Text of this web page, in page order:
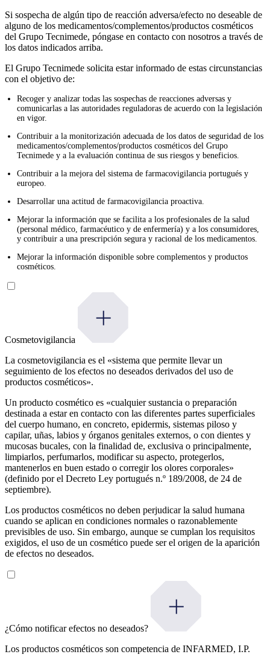
Si sospecha de algún tipo de reacción adversa/efecto no deseable de
alguno de los medicamentos/complementos/productos cosméticos
del Grupo Tecnimede, póngase en contacto con nosotros a través de
los datos indicados arriba.
El Grupo Tecnimede solicita estar informado de estas circunstancias
con el objetivo de:
Recoger y analizar todas las sospechas de reacciones adversas y
comunicarlas a las autoridades reguladoras de acuerdo con la legislación
en vigor.
Contribuir a la monitorización adecuada de los datos de seguridad de los
medicamentos/complementos/productos cosméticos del Grupo
Tecnimede y a la evaluación continua de sus riesgos y beneficios.
Contribuir a la mejora del sistema de farmacovigilancia portugués y
europeo.
Desarrollar una actitud de farmacovigilancia proactiva.
Mejorar la información que se facilita a los profesionales de la salud
(personal médico, farmacéutico y de enfermería) y a los consumidores,
y contribuir a una prescripción segura y racional de los medicamentos.
Mejorar la información disponible sobre complementos y productos
cosméticos.
Cosmetovigilancia
La cosmetovigilancia es el «sistema que permite llevar un
seguimiento de los efectos no deseados derivados del uso de
productos cosméticos».
Un producto cosmético es «cualquier sustancia o preparación
destinada a estar en contacto con las diferentes partes superficiales
del cuerpo humano, en concreto, epidermis, sistemas piloso y
capilar, uñas, labios y órganos genitales externos, o con dientes y
mucosas bucales, con la finalidad de, exclusiva o principalmente,
limpiarlos, perfumarlos, modificar su aspecto, protegerlos,
mantenerlos en buen estado o corregir los olores corporales»
(definido por el Decreto Ley portugués n.º 189/2008, de 24 de
septiembre).
Los productos cosméticos no deben perjudicar la salud humana
cuando se aplican en condiciones normales o razonablemente
previsibles de uso. Sin embargo, aunque se cumplan los requisitos
exigidos, el uso de un cosmético puede ser el origen de la aparición
de efectos no deseados.
¿Cómo notificar efectos no deseados?
Los productos cosméticos son competencia de INFARMED, I.P.